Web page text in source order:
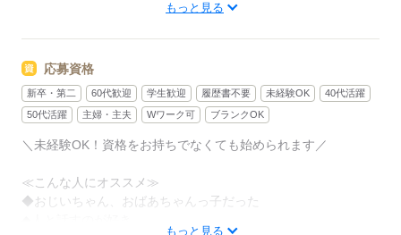
◆カラオケや、体操などのレクを楽しんだり
ご利用者さんに合わせた
接し方をすることが重要です。
仕事をしながら覚えていけます。
困ったこと、不安なことは
抱え込まずに何でも相談してくださいね。
もっと見る
応募資格
新卒・第二 60代歓迎 学生歓迎 履歴書不要 未経験OK
40代活躍
50代活躍
主婦・主夫 Wワーク可 ブランクOK
＼未経験OK！資格をお持ちでなくても始められます／
≪こんな人にオススメ≫
◆おじいちゃん、おばあちゃんっ子だった
もっと見る